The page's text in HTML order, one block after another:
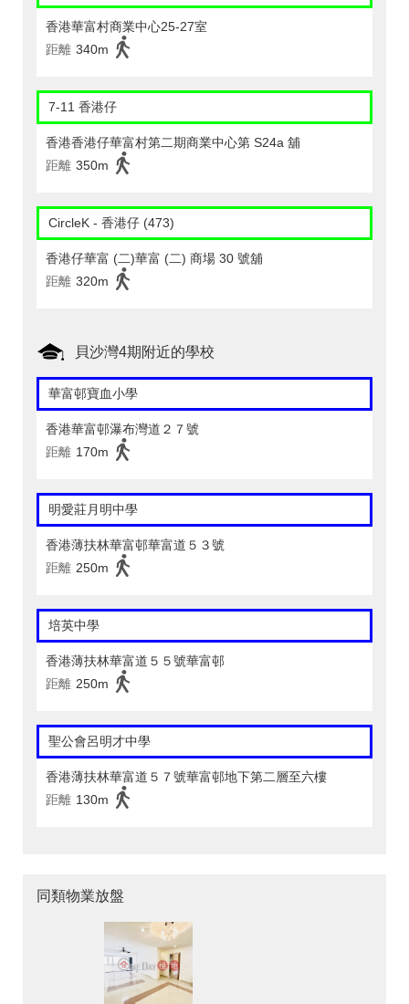
香港華富村商業中心25-27室
距離 340m
7-11 香港仔
香港香港仔華富村第二期商業中心第 S24a 舖
距離 350m
CircleK - 香港仔 (473)
香港仔華富 (二)華富 (二) 商場 30 號舖
距離 320m
貝沙灣4期附近的學校
華富邨寶血小學
香港華富邨瀑布灣道２７號
距離 170m
明愛莊月明中學
香港薄扶林華富邨華富道５３號
距離 250m
培英中學
香港薄扶林華富道５５號華富邨
距離 250m
聖公會呂明才中學
香港薄扶林華富道５７號華富邨地下第二層至六樓
距離 130m
同類物業放盤